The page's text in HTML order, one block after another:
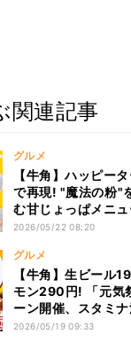
関連記事
グルメ
【牛角】ハッピー
で再現! "魔法の粉"
む甘じょっぱメニ
2026/05/22 08:20
グルメ
【牛角】生ビール
モン290円! 「元気
ーン開催、スタミ
格に
2026/05/19 09:33